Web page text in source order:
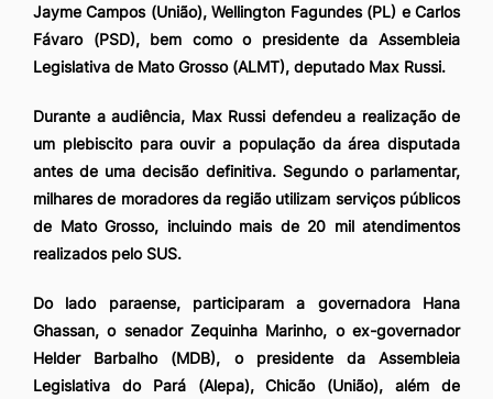
Jayme Campos (União), Wellington Fagundes (PL) e Carlos
Fávaro (PSD), bem como o presidente da Assembleia
Legislativa de Mato Grosso (ALMT), deputado Max Russi.
Durante a audiência, Max Russi defendeu a realização de
um plebiscito para ouvir a população da área disputada
antes de uma decisão definitiva. Segundo o parlamentar,
milhares de moradores da região utilizam serviços públicos
de Mato Grosso, incluindo mais de 20 mil atendimentos
realizados pelo SUS.
Do lado paraense, participaram a governadora Hana
Ghassan, o senador Zequinha Marinho, o ex-governador
Helder Barbalho (MDB), o presidente da Assembleia
Legislativa do Pará (Alepa), Chicão (União), além de